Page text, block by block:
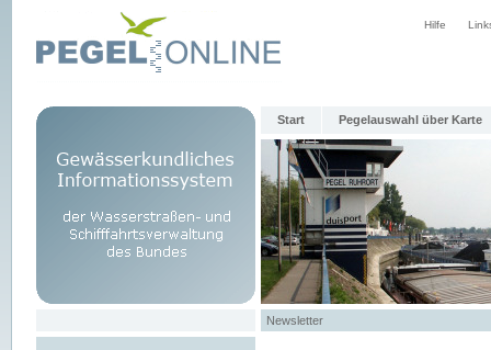
Hilfe
Start Pegelauswahl über Karte
Newsletter